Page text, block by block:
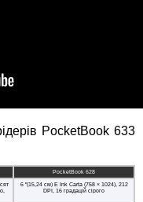
PocketBook 633
PocketBook 628
6 "(15,24 см) E Ink Carta (758 × 1024), 212
DPI, 16 градацій сірого